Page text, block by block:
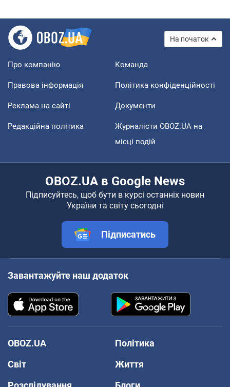
На початок
Про компанію Команда
Правова інформація Політика конфіденційності
Реклама на сайті Документи
Редакційна політика
Журналісти OBOZ.UA на
місці подій
OBOZ.UA в Google News
Підписуйтесь, щоб бути в курсі останніх новин
України та світу сьогодні
Підписатись
Завантажуйте наш додаток
OBOZ.UA
Політика
Світ
Життя